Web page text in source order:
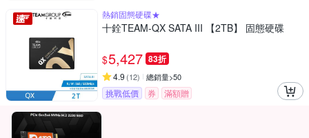
熱銷固態硬碟★
十銓TEAM-QX SATA III 【2TB】 固態硬碟
$5,427 83折
4.9 (12) 總銷量>50
挑戰低價 券 滿額贈